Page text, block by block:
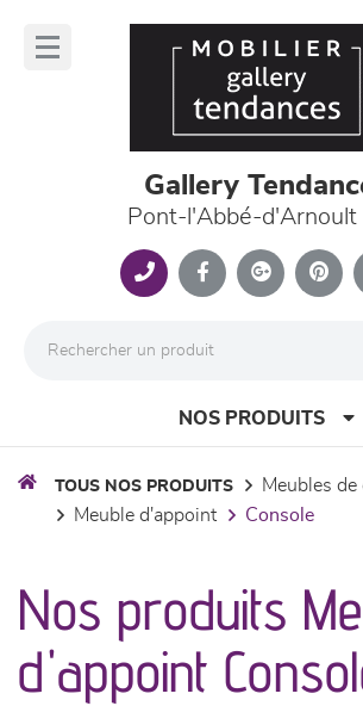
Gallery
Pont-l'Abbé-d'Arnoult
NOS PRODUITS
séjours
meubles de complément
TOUS NOS PRODUITS
meubles
meuble d'appoint
console
Nos produits
d'appoint